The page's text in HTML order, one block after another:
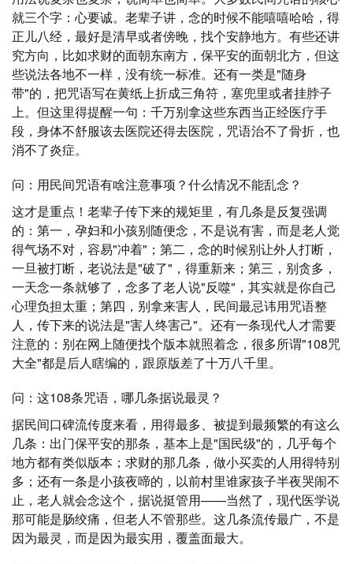
就三个字：心要诚。老辈子讲，念的时候不能嘻嘻哈哈，得
正儿八经，最好是清早或者傍晚，找个安静地方。有些还讲
究方向，比如求财的面朝东南方，保平安的面朝北方，但这
些说法各地不一样，没有统一标准。还有一类是"随身
带"的，把咒语写在黄纸上折成三角符，塞兜里或者挂脖子
上。但这里得提醒一句：千万别拿这些东西当正经医疗手
段，身体不舒服该去医院还得去医院，咒语治不了骨折，也
消不了炎症。
问：用民间咒语有啥注意事项？什么情况不能乱念？
这才是重点！老辈子传下来的规矩里，有几条是反复强调
的：第一，孕妇和小孩别随便念，不是说有害，而是老人觉
得气场不对，容易"冲着"；第二，念的时候别让外人打断，
一旦被打断，老说法是"破了"，得重新来；第三，别贪多，
一天念一条就够了，念多了老人说"反噬"，其实就是你自己
心理负担太重；第四，别拿来害人，民间最忌讳用咒语整
人，传下来的说法是"害人终害己"。还有一条现代人才需要
注意的：别在网上随便找个版本就照着念，很多所谓"108咒
大全"都是后人瞎编的，跟原版差了十万八千里。
问：这108条咒语，哪几条据说最灵？
据民间口碑流传度来看，用得最多、被提到最频繁的有这么
几条：出门保平安的那条，基本上是"国民级"的，几乎每个
地方都有类似版本；求财的那几条，做小买卖的人用得特别
多；还有一条是小孩夜啼的，以前村里谁家孩子半夜哭闹不
止，老人就会念这个，据说挺管用——当然了，现代医学说
那可能是肠绞痛，但老人不管那些。这几条流传最广，不是
因为最灵，而是因为最实用，覆盖面最大。